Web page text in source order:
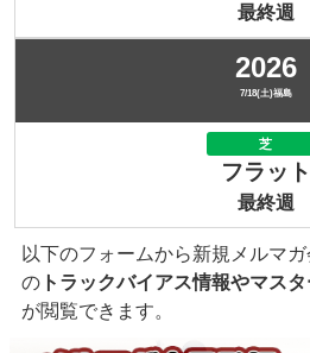
最終週
2026
7/18(土)福島
芝
フラット
最終週
以下のフォームから新規メルマ
の トラックバイアス情報やマス
が閲覧できます。